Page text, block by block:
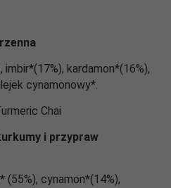
imbir*(17%), kardamon*(16%),
cynamonowy*.
Chai
i przypraw
(55%), cynamon*(14%),